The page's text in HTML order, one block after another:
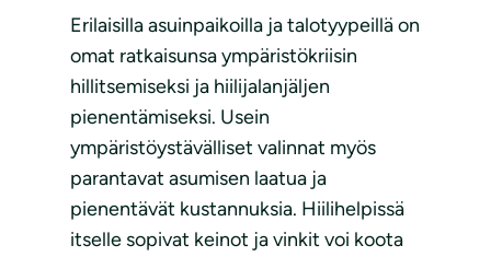
Erilaisilla asuinpaikoilla ja talotyypeillä on
omat ratkaisunsa ympäristökriisin
hillitsemiseksi ja hiilijalanjäljen
pienentämiseksi. Usein
ympäristöystävälliset valinnat myös
parantavat asumisen laatua ja
pienentävät kustannuksia. Hiilihelpissä
itselle sopivat keinot ja vinkit voi koota